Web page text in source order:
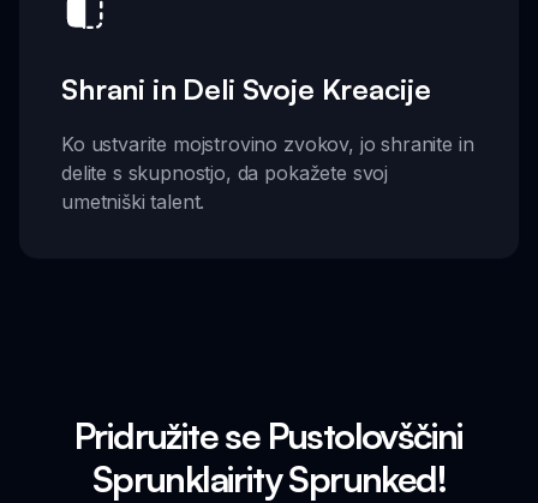
Shrani in Deli Svoje Kreacije
Ko ustvarite mojstrovino zvokov, jo shranite in
delite s skupnostjo, da pokažete svoj
umetniški talent.
Pridružite se Pustolovščini
Sprunklairity Sprunked!